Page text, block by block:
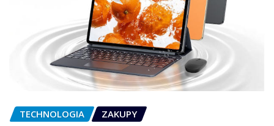
TECHNOLOGIA ZAKUPY